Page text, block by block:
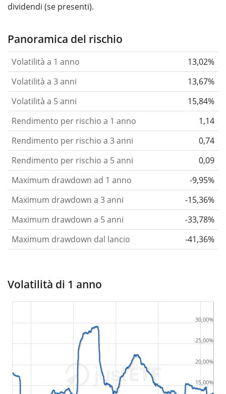
dividendi (se presenti).
Panoramica del rischio
Volatilità a 1 anno
13,02%
Volatilità a 3 anni
13,67%
Volatilità a 5 anni
15,84%
Rendimento per rischio a 1 anno
1,14
Rendimento per rischio a 3 anni
0,74
Rendimento per rischio a 5 anni
0,09
Maximum drawdown ad 1 anno
-9,95%
Maximum drawdown a 3 anni
-15,36%
Maximum drawdown a 5 anni
-33,78%
Maximum drawdown dal lancio
-41,36%
Volatilità di 1 anno
15,00%
20,00%
25,00%
30,00%